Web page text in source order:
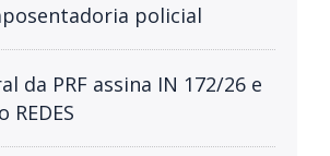
policial
da PRF assina IN 172/26 e